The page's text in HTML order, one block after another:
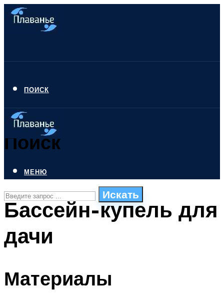
ПОИСК
Поиск
Искать
ПЛАВАНЬЕ ДЛЯ ДЕТЕЙ
ОЧИСТКА БАССЕЙНОВ
МЕНЮ
Бассейн-купель для
дачи
Материалы